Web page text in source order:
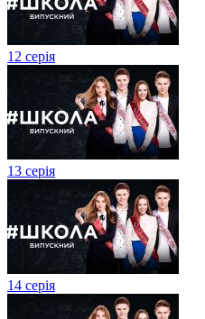
12 серія
13 серія
14 серія